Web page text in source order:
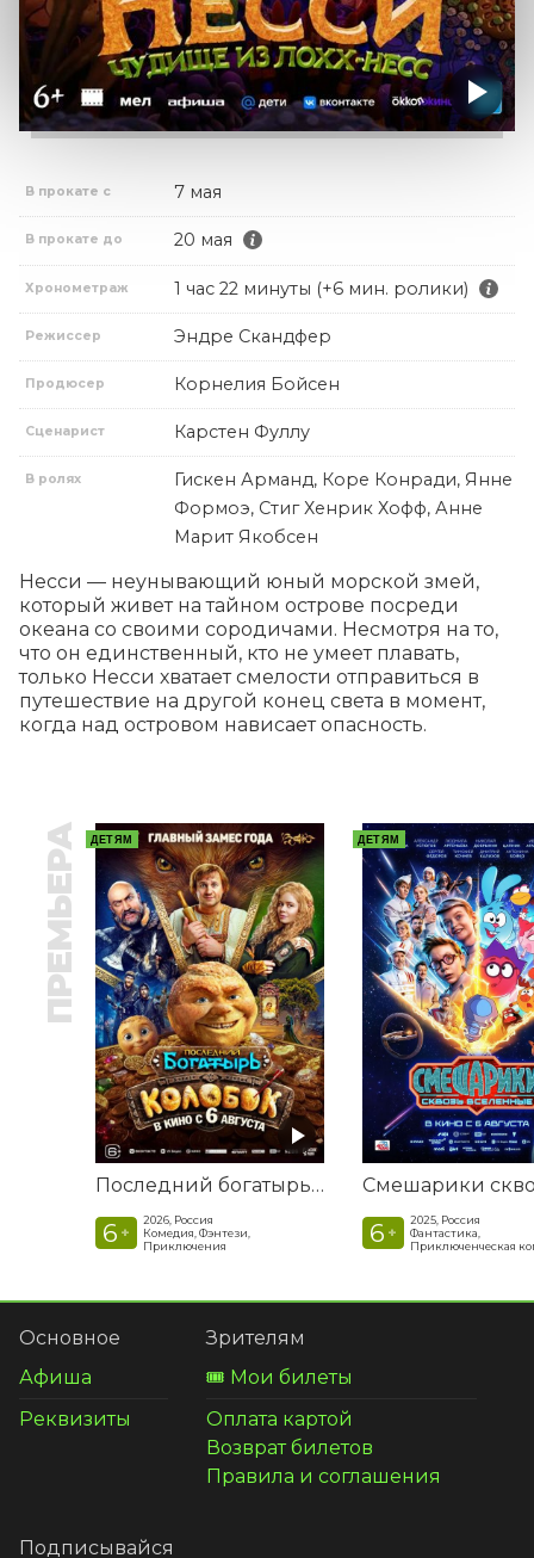
В прокате с 7 мая
В прокате до 20 мая
Хронометраж 1 час 22 минуты (+6 мин. ролики)
Режиссер Эндре Скандфер
Продюсер Корнелия Бойсен
Сценарист Карстен Фуллу
В ролях
Гискен Арманд, Коре Конради, Янне
Формоэ, Стиг Хенрик Хофф, Анне
Марит Якобсен
Несси — неунывающий юный морской змей,
который живет на тайном острове посреди
океана со своими сородичами. Несмотря на то,
что он единственный, кто не умеет плавать,
только Несси хватает смелости отправиться в
путешествие на другой конец света в момент,
когда над островом нависает опасность.
ПРЕМЬЕРА ДЕТЯМ
Последний богатырь. Колобок
6 +
2026, Россия
Комедия, Фэнтези,
Приключения
ДЕТЯМ
6 +
2025, Россия
Фантастика,
Приключенческая
Основное
Афиша
Реквизиты
Зрителям
🎟️ Мои билеты
Оплата картой
Возврат билетов
Правила и соглашения
Подписывайся